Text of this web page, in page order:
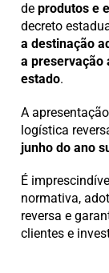
de produtos e
decreto
a destinação
a preservação
estado.
A
logística
junho do ano
É
normativa,
reversa e
clientes e